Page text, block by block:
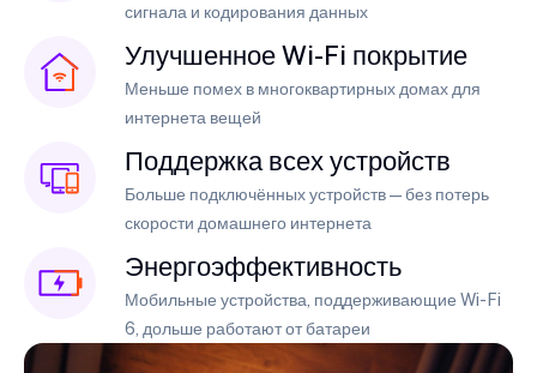
сигнала и кодирования данных
Улучшенное Wi-Fi покрытие
Меньше помех в многоквартирных домах для
интернета вещей
Поддержка всех устройств
Больше подключённых устройств — без потерь
скорости домашнего интернета
Энергоэффективность
Мобильные устройства, поддерживающие Wi-Fi
6, дольше работают от батареи